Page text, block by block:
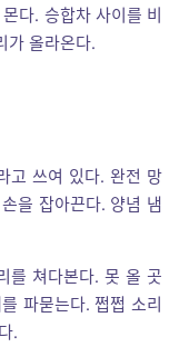
다. 승합차 사이를 비
가 올라온다.
고 쓰여 있다. 완전 망
을 잡아끈다. 양념 냄
를 쳐다본다. 못 올 곳
파묻는다. 쩝쩝 소리
.